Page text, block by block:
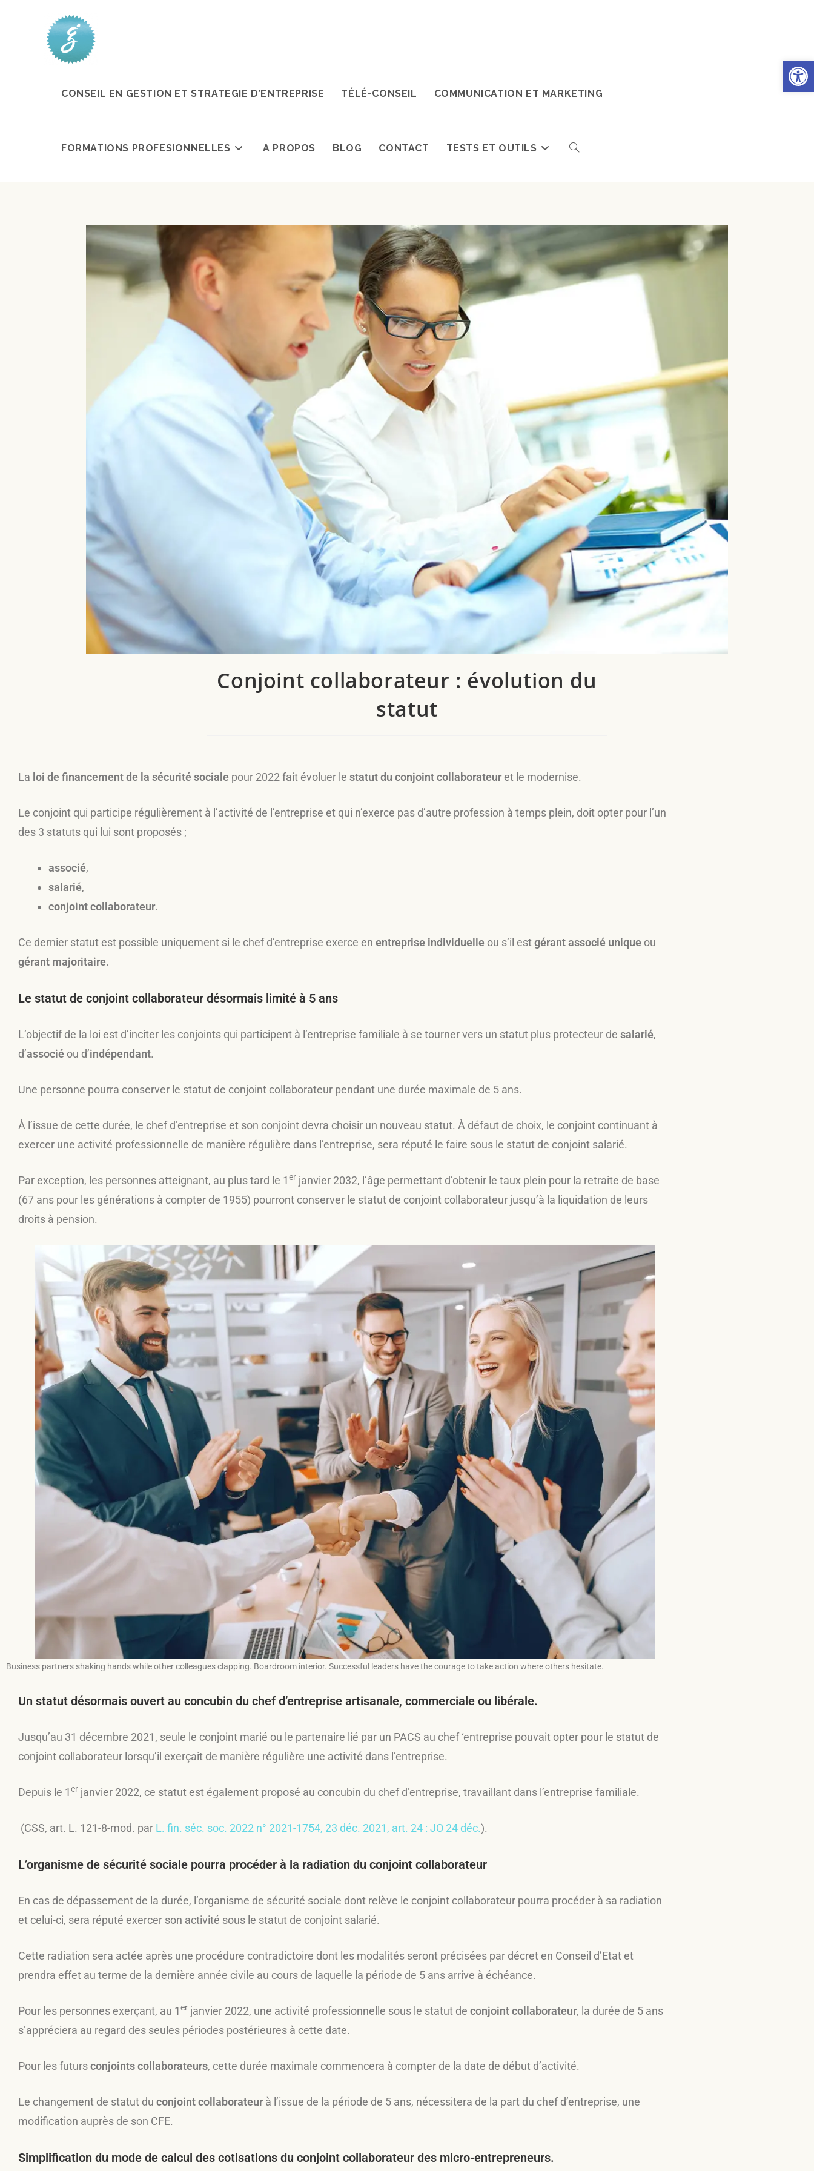
CONSEIL EN GESTION ET STRATEGIE D’ENTREPRISE TÉLÉ-CONSEIL COMMUNICATION ET MARKETING
FORMATIONS PROFESIONNELLES A PROPOS BLOG CONTACT TESTS ET OUTILS
Conjoint collaborateur : évolution du
statut
La loi de financement de la sécurité sociale pour 2022 fait évoluer le statut du conjoint collaborateuret le modernise.
Le conjoint qui participe régulièrement à l’activité de l’entreprise et qui n’exerce pas d’autre profession à temps plein, doit opter pour l’un
des 3 statuts qui lui sont proposés ;
associé,
salarié,
conjoint collaborateur.
Ce dernier statut est possible uniquement si le chef d’entreprise exerce en entreprise individuelle ou s’il estgérant associé unique ou
gérant majoritaire.
Le statut de conjoint collaborateur désormais limité à 5 ans
L’objectif de la loi est d’inciter les conjoints qui participent à l’entreprise familiale à se tourner vers un statut plus protecteur de salarié,
d’associé ou d’indépendant.
Une personne pourra conserver le statut de conjoint collaborateur pendant une durée maximale de 5 ans.
À l’issue de cette durée, le chef d’entreprise et son conjoint devra choisir un nouveau statut. À défaut de choix, le conjoint continuant à
exercer une activité professionnelle de manière régulière dans l’entreprise, sera réputé le faire sous le statut de conjoint salarié.
Par exception, les personnes atteignant, au plus tard le 1er janvier 2032, l’âge permettant d’obtenir le taux plein pour la retraite de base
(67 ans pour les générations à compter de 1955) pourront conserver le statut de conjoint collaborateur jusqu’à la liquidation de leurs
droits à pension.
Business partners shaking hands while other colleagues clapping. Boardroom interior. Successful leaders have the courage to take action where others hesitate.
Un statut désormais ouvert au concubin du chef d’entreprise artisanale, commerciale ou libérale.
Jusqu’au 31 décembre 2021, seule le conjoint marié ou le partenaire lié par un PACS au chef ‘entreprise pouvait opter pour le statut de
conjoint collaborateur lorsqu’il exerçait de manière régulière une activité dans l’entreprise.
Depuis le 1er janvier 2022, ce statut est également proposé au concubin du chef d’entreprise, travaillant dans l’entreprise familiale.
(CSS, art. L. 121-8-mod. par L. fin. séc. soc. 2022 n° 2021-1754, 23 déc. 2021, art. 24 : JO 24 déc.).
L’organisme de sécurité sociale pourra procéder à la radiation du conjoint collaborateur
En cas de dépassement de la durée, l’organisme de sécurité sociale dont relève le conjoint collaborateur pourra procéder à sa radiation
et celui-ci, sera réputé exercer son activité sous le statut de conjoint salarié.
Cette radiation sera actée après une procédure contradictoire dont les modalités seront précisées par décret en Conseil d’Etat et
prendra effet au terme de la dernière année civile au cours de laquelle la période de 5 ans arrive à échéance.
Pour les personnes exerçant, au 1er janvier 2022, une activité professionnelle sous le statut de conjoint collaborateur, la durée de 5 ans
s’appréciera au regard des seules périodes postérieures à cette date.
Pour les futursconjoints collaborateurs, cette durée maximale commencera à compter de la date de début d’activité.
Le changement de statut du conjoint collaborateurà l’issue de la période de 5 ans, nécessitera de la part du chef d’entreprise, une
modification auprès de son CFE.
Simplification du mode de calcul des cotisations du conjoint collaborateur des micro-entrepreneurs.